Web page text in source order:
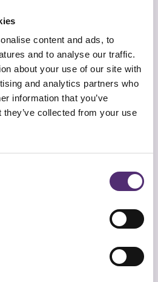
content and ads, to
and to analyse our traffic.
about your use of our site with
and analytics partners who
information that you’ve
collected from your use
dat participatie een
welzijn van werknemers
Het
het kunnen bijdragen en
tot betrokkenheid en
je in een hoge mate
Maar het krijgt voor
Met dat ene mooie
beloning krijg je
een gevoel van
ertoe!